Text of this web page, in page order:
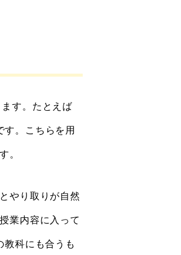
す。たとえば
。こちらを用
。
やり取りが自然
業内容に入って
科にも合うも